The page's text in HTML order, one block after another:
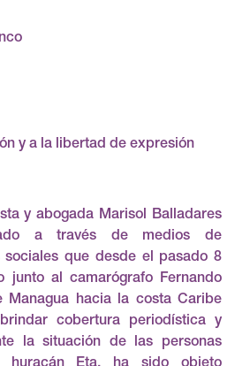
y a la libertad de expresión
y abogada Marisol Balladares
a través de medios de
sociales que desde el pasado 8
junto al camarógrafo Fernando
Managua hacia la costa Caribe
cobertura periodística y
la situación de las personas